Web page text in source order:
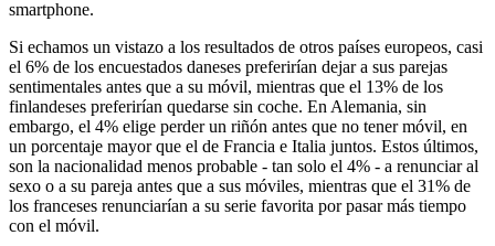
smartphone.
Si echamos un vistazo a los resultados de otros países europeos, casi
el 6% de los encuestados daneses preferirían dejar a sus parejas
sentimentales antes que a su móvil, mientras que el 13% de los
finlandeses preferirían quedarse sin coche. En Alemania, sin
embargo, el 4% elige perder un riñón antes que no tener móvil, en
un porcentaje mayor que el de Francia e Italia juntos. Estos últimos,
son la nacionalidad menos probable - tan solo el 4% - a renunciar al
sexo o a su pareja antes que a sus móviles, mientras que el 31% de
los franceses renunciarían a su serie favorita por pasar más tiempo
con el móvil.